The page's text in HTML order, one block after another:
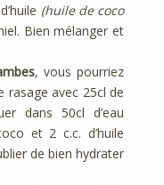
(huile de coco
Bien mélanger et
, vous pourriez
rasage avec 25cl de
dans 50cl d’eau
et 2 c.c. d’huile
de bien hydrater